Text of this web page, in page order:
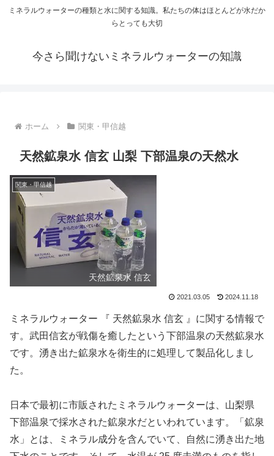
ミネラルウォーターの種類と水に関する知識。私たちの体はほとんどが水だか
らとっても大切
今さら聞けないミネラルウォーターの知識
ホーム 関東・甲信越
天然鉱泉水 信玄 山梨 下部温泉の天然水
関東・甲信越
天然鉱泉水 信玄
2021.03.05 2024.11.18
ミネラルウォーター 『 天然鉱泉水 信玄 』に関する情報で
す。武田信玄が戦傷を癒したという下部温泉の天然鉱泉水
です。湧き出た鉱泉水を衛生的に処理して製品化しまし
た。
日本で最初に市販されたミネラルウォーターは、山梨県
下部温泉で採水された鉱泉水だといわれています。「鉱泉
水」とは、ミネラル成分を含んでいて、自然に湧き出た地